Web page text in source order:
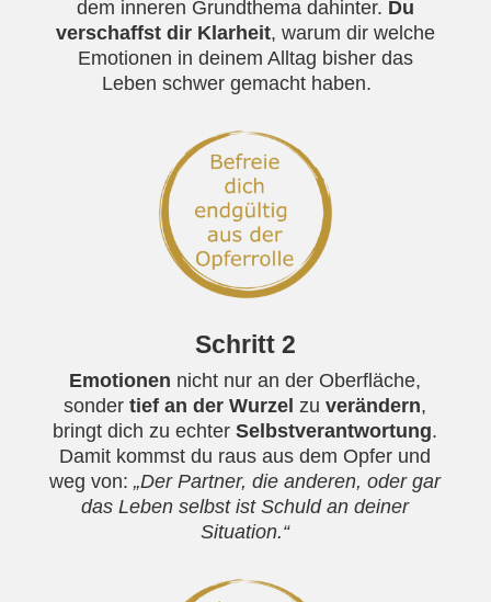
dem inneren Grundthema dahinter. Du
verschaffst dir Klarheit, warum dir welche
Emotionen in deinem Alltag bisher das
Leben schwer gemacht haben.
Schritt 2
Emotionen nicht nur an der Oberfläche,
sondertief an der Wurzel zuverändern,
bringt dich zu echterSelbstverantwortung.
Damit kommst du raus aus dem Opfer und
weg von:„Der Partner, die anderen, oder gar
das Leben selbst ist Schuld an deiner
Situation.“